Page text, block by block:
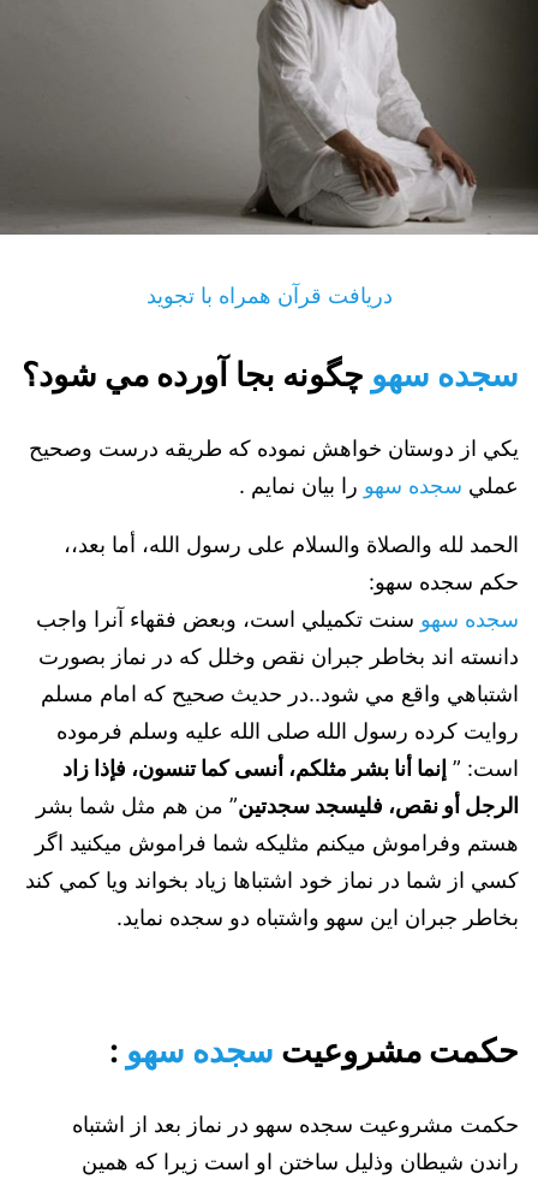
دریافت قرآن همراه با تجوید
سجده سهو چگونه بجا آورده مي شود؟
يكي از دوستان خواهش نموده كه طريقه درست وصحيح
عملي سجده سهو را بيان نمايم .
الحمد لله والصلاة والسلام على رسول الله، أما بعد،،
حكم سجده سهو:
سجده سهو سنت تكميلي است، وبعض فقهاء آنرا واجب
دانسته اند بخاطر جبران نقص وخلل كه در نماز بصورت
اشتباهي واقع مي شود..در حديث صحيح كه امام مسلم
روايت كرده رسول الله صلى الله عليه وسلم فرموده
است: ” إنما أنا بشر مثلكم، أنسى كما تنسون، فإذا زاد
الرجل أو نقص، فليسجد سجدتين” من هم مثل شما بشر
هستم وفراموش ميكنم مثليكه شما فراموش ميكنيد اگر
كسي از شما در نماز خود اشتباها زياد بخواند ويا كمي كند
بخاطر جبران اين سهو واشتباه دو سجده نمايد.
حكمت مشروعيت سجده سهو :
حكمت مشروعيت سجده سهو در نماز بعد از اشتباه
راندن شيطان وذليل ساختن او است زيرا كه همين